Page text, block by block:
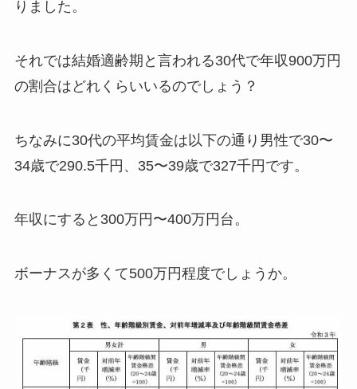
りました。
それでは結婚適齢期と言われる30代で年収900万円
の割合はどれくらいいるのでしょう？
ちなみに30代の平均賃金は以下の通り男性で30〜
34歳で290.5千円、35〜39歳で327千円です。
年収にすると300万円〜400万円台。
ボーナスが多くて500万円程度でしょうか。